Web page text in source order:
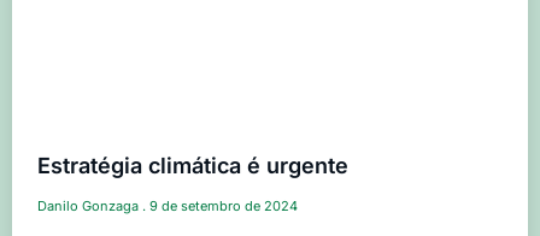
Estratégia climática é urgente
Danilo Gonzaga 9 de setembro de 2024